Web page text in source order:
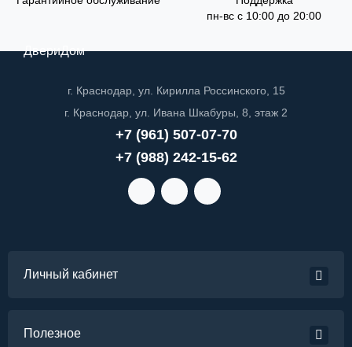
пн-вс с 10:00 до 20:00
ДвериДом
г. Краснодар, ул. Кирилла Россинского, 15
г. Краснодар, ул. Ивана Шкабуры, 8, этаж 2
+7 (961) 507-07-70
+7 (988) 242-15-62
Личный кабинет
Полезное